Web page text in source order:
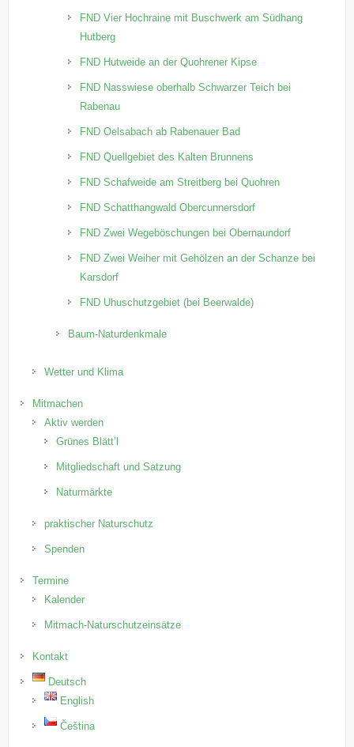
FND Vier Hochraine mit Buschwerk am Südhang
Hutberg
FND Hutweide an der Quohrener Kipse
FND Nasswiese oberhalb Schwarzer Teich bei
Rabenau
FND Oelsabach ab Rabenauer Bad
FND Quellgebiet des Kalten Brunnens
FND Schafweide am Streitberg bei Quohren
FND Schatthangwald Obercunnersdorf
FND Zwei Wegeböschungen bei Obernaundorf
FND Zwei Weiher mit Gehölzen an der Schanze bei
Karsdorf
FND Uhuschutzgebiet (bei Beerwalde)
Baum-Naturdenkmale
Wetter und Klima
Mitmachen
Aktiv werden
Grünes Blätt’l
Mitgliedschaft und Satzung
Naturmärkte
praktischer Naturschutz
Spenden
Termine
Kalender
Mitmach-Naturschutzeinsätze
Kontakt
Deutsch
English
Čeština